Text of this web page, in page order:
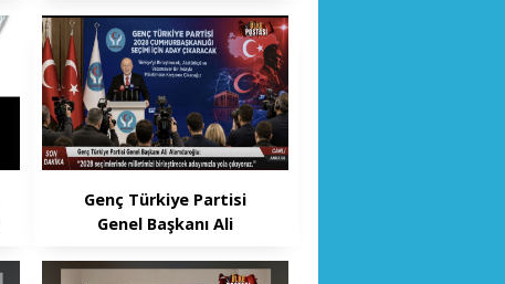
Ziyaret
Genç Türkiye Partisi
Genel Başkanı Ali
merkezinde düzenlediği